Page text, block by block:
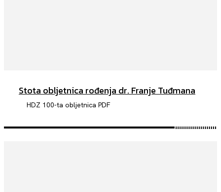
Stota obljetnica rođenja dr. Franje Tuđmana
HDZ 100-ta obljetnica PDF